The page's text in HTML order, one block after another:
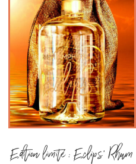
Edition limité : Eclips’ Rhum